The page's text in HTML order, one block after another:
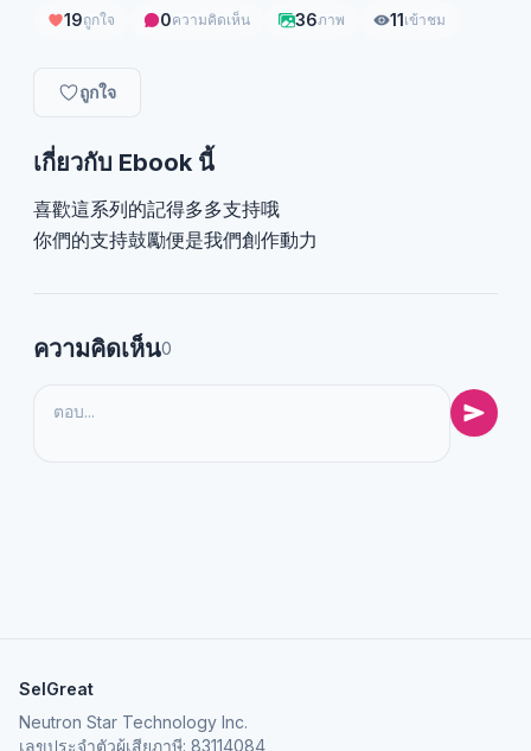
19ถูกใจ 0ความคิดเห็น 36ภาพ 11เข้าชม
ถูกใจ
เกี่ยวกับ Ebook นี้
喜歡這系列的記得多多支持哦
你們的支持鼓勵便是我們創作動力
ความคิดเห็น0
SelGreat
Neutron Star Technology Inc.
เลขประจำตัวผู้เสียภาษี: 83114084